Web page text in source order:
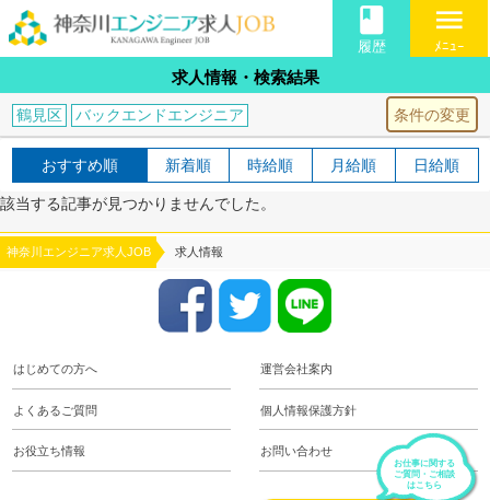
book
履歴
menu
ﾒﾆｭｰ
求人情報・検索結果
条件の変更
鶴見区 バックエンドエンジニア
おすすめ順 新着順 時給順 月給順 日給順
該当する記事が見つかりませんでした。
神奈川エンジニア求人JOB 求人情報
はじめての方へ 運営会社案内
よくあるご質問 個人情報保護方針
お役立ち情報 お問い合わせ
お仕事に関する
ご質問・ご相談
はこちら